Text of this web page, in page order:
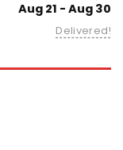
Aug 21 - Aug 30
Delivered!